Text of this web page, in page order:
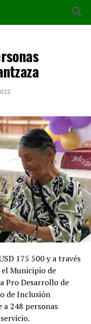
175 500 y a través
Municipio de
Pro Desarrollo de
de Inclusión
a 248 personas